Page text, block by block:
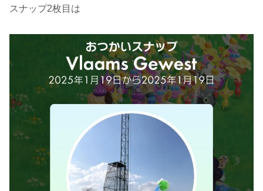
スナップ2枚目は